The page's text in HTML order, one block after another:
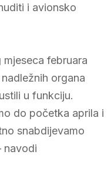
i avionsko
februara
organa
u funkciju.
do početka aprila i
snabdijevamo
navodi